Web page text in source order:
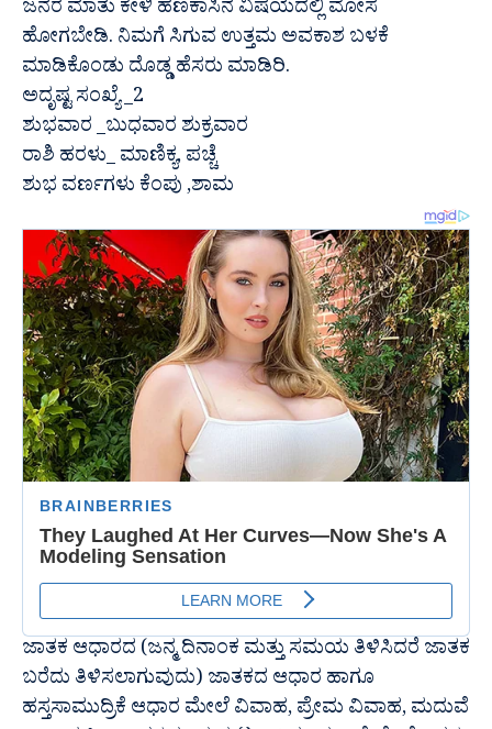
ಜನರ ಮಾತು ಕೇಳಿ ಹಣಕಾಸಿನ ವಿಷಯದಲ್ಲಿ ಮೋಸ
ಹೋಗಬೇಡಿ. ನಿಮಗೆ ಸಿಗುವ ಉತ್ತಮ ಅವಕಾಶ ಬಳಕೆ
ಮಾಡಿಕೊಂಡು ದೊಡ್ಡ ಹೆಸರು ಮಾಡಿರಿ.
ಅದೃಷ್ಟ ಸಂಖ್ಯೆ _2
ಶುಭವಾರ _ಬುಧವಾರ ಶುಕ್ರವಾರ
ರಾಶಿ ಹರಳು_ ಮಾಣಿಕ್ಯ, ಪಚ್ಚೆ
ಶುಭ ವರ್ಣಗಳು ಕೆಂಪು ,ಶಾಮ
ಜಾತಕ ಆಧಾರದ (ಜನ್ಮ ದಿನಾಂಕ ಮತ್ತು ಸಮಯ ತಿಳಿಸಿದರೆ ಜಾತಕ
ಬರೆದು ತಿಳಿಸಲಾಗುವುದು) ಜಾತಕದ ಆಧಾರ ಹಾಗೂ
ಹಸ್ತಸಾಮುದ್ರಿಕೆ ಆಧಾರ ಮೇಲೆ ವಿವಾಹ, ಪ್ರೇಮ ವಿವಾಹ, ಮದುವೆ